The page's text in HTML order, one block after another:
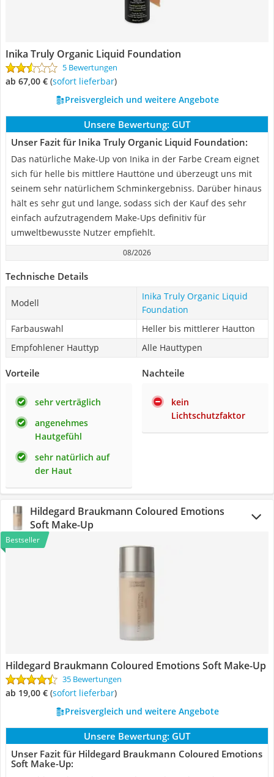
Inika Truly Organic Liquid Foundation
5 Bewertungen
ab 67,00 € ( Sofort lieferbar)
Preisvergleich und weitere Angebote
Unsere Bewertung: GUT
Unser Fazit für Inika Truly Organic Liquid Foundation:
Das natürliche Make-Up von Inika in der Farbe Cream eignet
sich für helle bis mittlere Hauttöne und überzeugt uns mit
seinem sehr natürlichem Schminkergebniss. Darüber hinaus
hält es sehr gut und lange, sodass sich der Kauf des sehr
einfach aufzutragendem Make-Ups definitiv für
umweltbewusste Nutzer empfiehlt.
08/2026
Technische Details
Modell
Inika Truly Organic Liquid
Foundation
Farbauswahl
Heller bis mittlerer Hautton
Empfohlener Hauttyp
Alle Hauttypen
Vorteile
sehr verträglich
angenehmes
Hautgefühl
sehr natürlich auf
der Haut
Nachteile
kein
Lichtschutzfaktor
Hildegard Braukmann Coloured Emotions
Soft Make-Up
Bestseller
Hildegard Braukmann Coloured Emotions Soft Make-Up
35 Bewertungen
ab 19,00 € ( Sofort lieferbar)
Preisvergleich und weitere Angebote
Unsere Bewertung: GUT
Unser Fazit für Hildegard Braukmann Coloured Emotions
Soft Make-Up: